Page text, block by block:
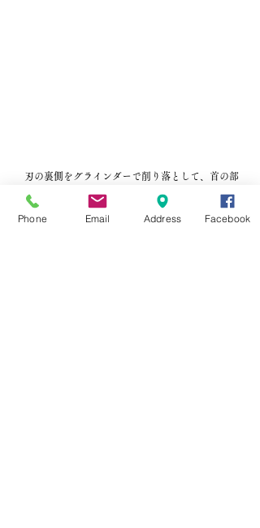
刃の裏側をグラインダーで削り落として、首の部
分も削り落として。
取り合えずこんな形に、さてこれからまだまだ取り
Phone Email Address Facebook